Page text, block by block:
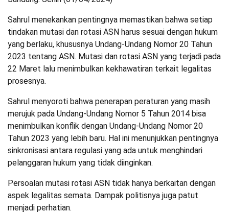
Sahrul menekankan pentingnya memastikan bahwa setiap
tindakan mutasi dan rotasi ASN harus sesuai dengan hukum
yang berlaku, khususnya Undang-Undang Nomor 20 Tahun
2023 tentang ASN. Mutasi dan rotasi ASN yang terjadi pada
22 Maret lalu menimbulkan kekhawatiran terkait legalitas
prosesnya.
Sahrul menyoroti bahwa penerapan peraturan yang masih
merujuk pada Undang-Undang Nomor 5 Tahun 2014 bisa
menimbulkan konflik dengan Undang-Undang Nomor 20
Tahun 2023 yang lebih baru. Hal ini menunjukkan pentingnya
sinkronisasi antara regulasi yang ada untuk menghindari
pelanggaran hukum yang tidak diinginkan.
Persoalan mutasi rotasi ASN tidak hanya berkaitan dengan
aspek legalitas semata. Dampak politisnya juga patut
menjadi perhatian.